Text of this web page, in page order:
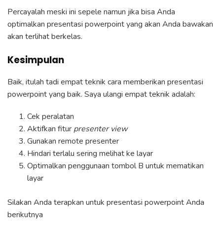
Percayalah meski ini sepele namun jika bisa Anda
optimalkan presentasi powerpoint yang akan Anda bawakan
akan terlihat berkelas.
Kesimpulan
Baik, itulah tadi empat teknik cara memberikan presentasi
powerpoint yang baik. Saya ulangi empat teknik adalah:
Cek peralatan
Aktifkan fitur presenter view
Gunakan remote presenter
Hindari terlalu sering melihat ke layar
Optimalkan penggunaan tombol B untuk mematikan
layar
Silakan Anda terapkan untuk presentasi powerpoint Anda
berikutnya